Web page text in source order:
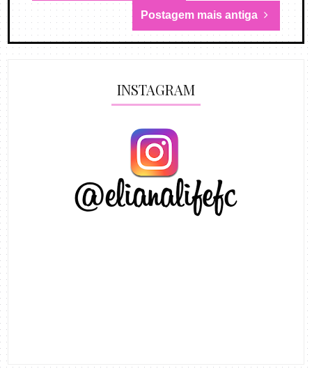
Postagem mais antiga
INSTAGRAM